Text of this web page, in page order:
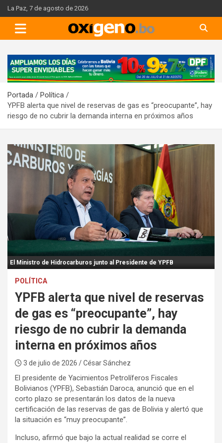
Skip
to
content
La Paz, 7 de agosto de 2026
A
d
e
r
t
s
e
t
Portada
Política
YPFB alerta que nivel de reservas de gas es “preocupante”, hay
riesgo de no cubrir la demanda interna en próximos años
El Ministro de Hidrocarburos junto al Presidente de YPFB
POLÍTICA
YPFB alerta que nivel de reservas
de gas es “preocupante”, hay
riesgo de no cubrir la demanda
interna en próximos años
3 de julio de 2026 / César Sánchez
El presidente de Yacimientos Petrolíferos Fiscales
Bolivianos (YPFB), Sebastián Daroca, anunció que en el
corto plazo se presentarán los datos de la nueva
certificación de las reservas de gas de Bolivia y alertó que
la situación es “muy preocupante”.
Incluso, afirmó que bajo la actual realidad se corre el